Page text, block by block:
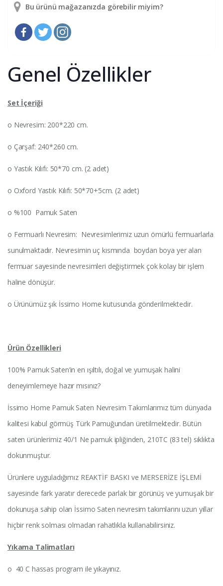
Bu ürünü mağazanızda görebilir miyim?
Genel Özellikler
Set İçeriği
o Nevresim: 200*220 cm.
o Çarşaf: 240*260 cm.
o Yastık Kılıfı: 50*70 cm. (2 adet)
o Oxford Yastık Kılıfı: 50*70+5cm. (2 adet)
o %100 Pamuk Saten
o Fermuarlı Nevresim: Nevresimlerimiz uzun ömürlü fermuarlarla
sunulmaktadır. Nevresimin uç kısmında boydan boya yer alan
fermuar sayesinde nevresimleri değiştirmek çok kolay bir işlem
haline dönüşür.
o Ürünümüz şık İssimo Home kutusunda gönderilmektedir.
Ürün Özellikleri
100% Pamuk Saten’in en ışıltılı, doğal ve yumuşak halini
deneyimlemeye hazır mısınız?
İssimo Home Pamuk Saten Nevresim Takımlarımız tüm dünyada
kalitesi kabul görmüş Türk Pamuğundan üretilmektedir. Bütün
saten ürünlerimiz 40/1 Ne pamuk ipliğinden, 210TC (83 tel) sıklıkta
dokunmuştur.
Ürünlere uyguladığımız REAKTİF BASKI ve MERSERİZE İŞLEMİ
sayesinde fark yaratır derecede parlak bir görünüş ve yumuşak bir
dokunuşa sahip olan İssimo Saten nevresim takımlarını uzun yıllar
hiçbir renk solması olmadan rahatlıkla kullanabilirsiniz.
Yıkama Talimatları
o 40 C hassas program ile yıkayınız.